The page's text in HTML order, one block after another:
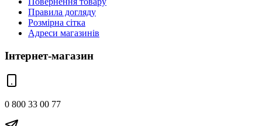
Правила догляду
Розмірна сітка
Адреси магазинів
Інтернет-магазин
0 800 33 00 77